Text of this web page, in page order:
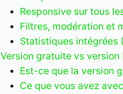
Responsive sur tous
Filtres, modération et
Statistiques intégrées
Version gratuite vs version
Est-ce que la version
Ce que vous avez